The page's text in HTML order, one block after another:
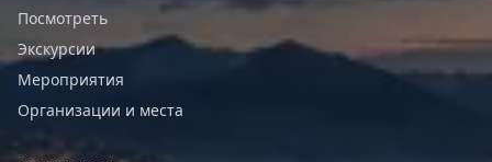
Посмотреть
Экскурсии
Мероприятия
Организации и места